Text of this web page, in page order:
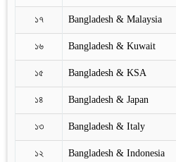
১৭ Bangladesh & Malaysia
১৬ Bangladesh & Kuwait
১৫ Bangladesh & KSA
১৪ Bangladesh & Japan
১৩ Bangladesh & Italy
১২ Bangladesh & Indonesia